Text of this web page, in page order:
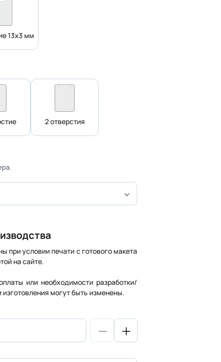
13х3 мм
2 отверстия
при условии печати с готового макета
на сайте.
или необходимости разработки/
могут быть изменены.